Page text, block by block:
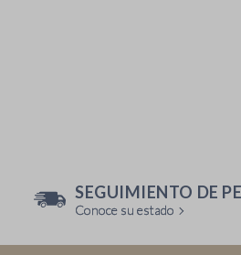
SEGUIMIENTO DE
Conoce su estado